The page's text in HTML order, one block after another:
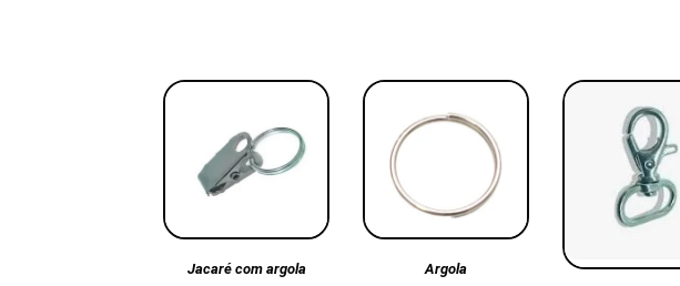
Jacaré com argola
Argola